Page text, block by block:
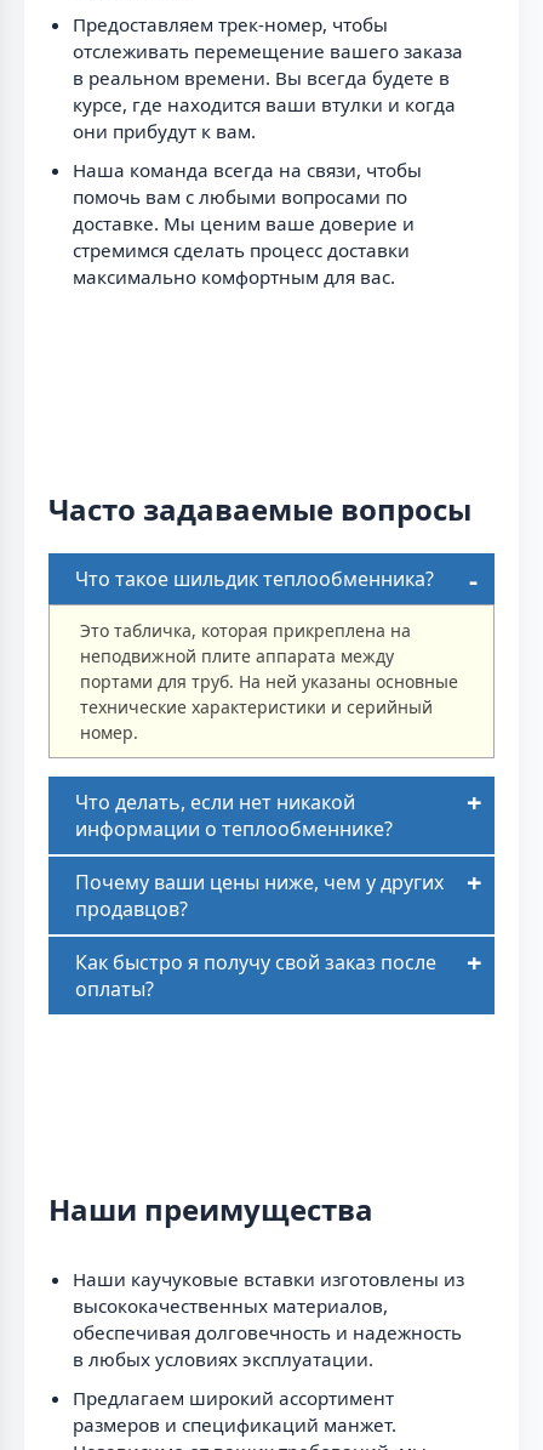
Предоставляем трек-номер, чтобы
отслеживать перемещение вашего заказа
в реальном времени. Вы всегда будете в
курсе, где находится ваши втулки и когда
они прибудут к вам.
Наша команда всегда на связи, чтобы
помочь вам с любыми вопросами по
доставке. Мы ценим ваше доверие и
стремимся сделать процесс доставки
максимально комфортным для вас.
Часто задаваемые вопросы
Что такое шильдик теплообменника?
Это табличка, которая прикреплена на
неподвижной плите аппарата между
портами для труб. На ней указаны основные
технические характеристики и серийный
номер.
Что делать, если нет никакой
информации о теплообменнике?
Почему ваши цены ниже, чем у других
продавцов?
Как быстро я получу свой заказ после
оплаты?
Наши преимущества
Наши каучуковые вставки изготовлены из
высококачественных материалов,
обеспечивая долговечность и надежность
в любых условиях эксплуатации.
Предлагаем широкий ассортимент
размеров и спецификаций манжет.